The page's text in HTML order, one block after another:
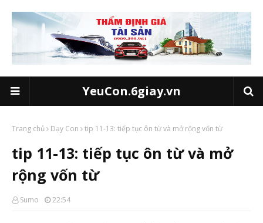
YeuCon.6giay.vn
Trang chủ Dạy Con tip 11-13: tiếp tục ôn từ và mở rộng vốn từ
tip 11-13: tiếp tục ôn từ và mở
rộng vốn từ
Sumo 22:54